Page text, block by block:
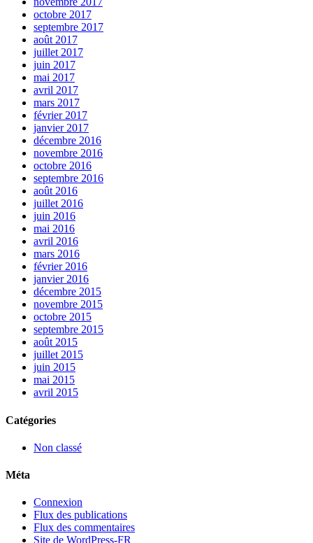
octobre 2017
septembre 2017
août 2017
juillet 2017
juin 2017
mai 2017
avril 2017
mars 2017
février 2017
janvier 2017
décembre 2016
novembre 2016
octobre 2016
septembre 2016
août 2016
juillet 2016
juin 2016
mai 2016
avril 2016
mars 2016
février 2016
janvier 2016
décembre 2015
novembre 2015
octobre 2015
septembre 2015
août 2015
juillet 2015
juin 2015
mai 2015
avril 2015
Catégories
Non classé
Méta
Connexion
Flux des publications
Flux des commentaires
Site de WordPress-FR